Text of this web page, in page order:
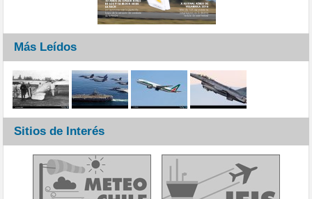
Más Leídos
Sitios de Interés